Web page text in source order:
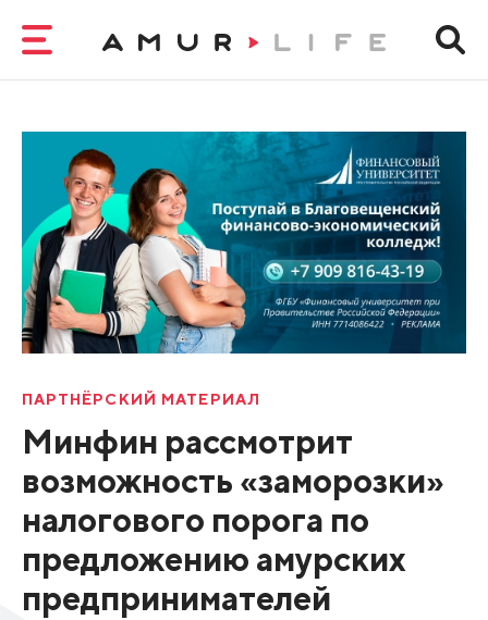
ПАРТНЁРСКИЙ МАТЕРИАЛ
Минфин рассмотрит
возможность «заморозки»
налогового порога по
предложению амурских
предпринимателей